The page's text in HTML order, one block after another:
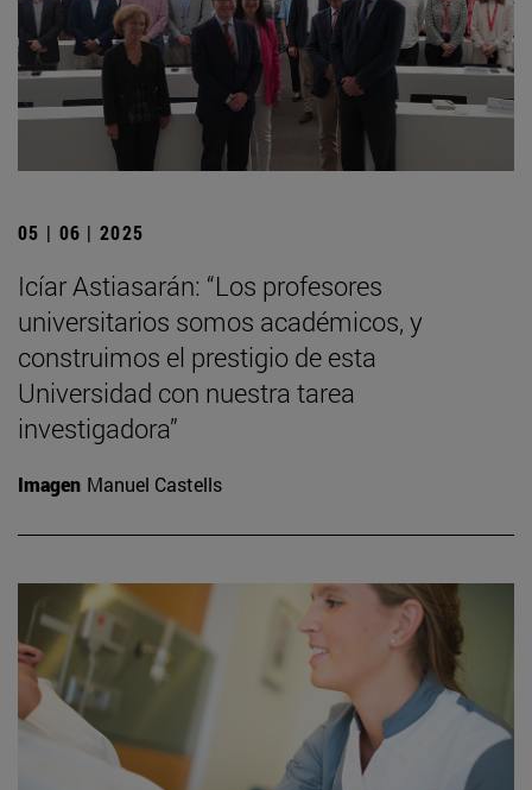
05 | 06 | 2025
Icíar Astiasarán: “Los profesores
universitarios somos académicos, y
construimos el prestigio de esta
Universidad con nuestra tarea
investigadora”
Imagen Manuel Castells